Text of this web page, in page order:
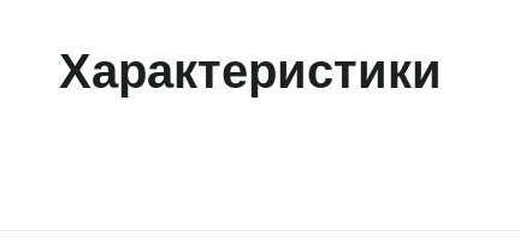
Характеристики